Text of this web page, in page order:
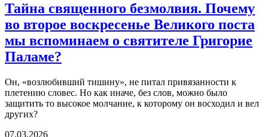
Тайна священного безмолвия. Почему
во второе воскресенье Великого поста
мы вспоминаем о святителе Григорие
Паламе?
Он, «возлюбивший тишину», не питал привязанности к
плетению словес. Но как иначе, без слов, можно было
защитить то высокое молчание, к которому он восходил и вел
других?
07.03.2026